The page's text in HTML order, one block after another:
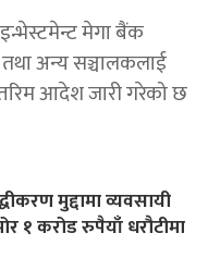
मेगा बैंक
तथा अन्य सञ्चालकलाई
आदेश जारी गरेको छ
मुद्दामा व्यवसायी
१ करोड रुपैयाँ धरौटीमा